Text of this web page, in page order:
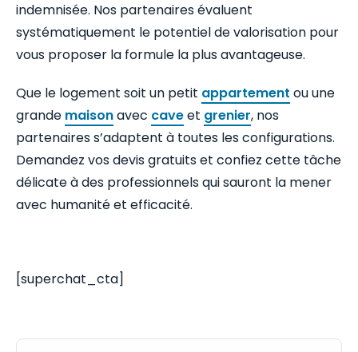
indemnisée. Nos partenaires évaluent
systématiquement le potentiel de valorisation pour
vous proposer la formule la plus avantageuse.
Que le logement soit un petit appartement ou une
grande maisonavec caveet grenier, nos
partenaires s’adaptent à toutes les configurations.
Demandez vos devis gratuits et confiez cette tâche
délicate à des professionnels qui sauront la mener
avec humanité et efficacité.
[superchat_cta]